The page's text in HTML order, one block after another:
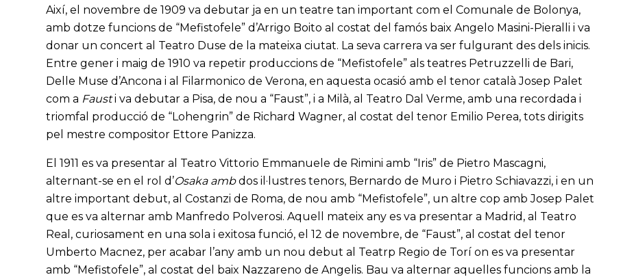
Així, el novembre de 1909 va debutar ja en un teatre tan important com el Comunale de Bolonya,
amb dotze funcions de “Mefistofele” d’Arrigo Boito al costat del famós baix Angelo Masini-Pieralli i va
donar un concert al Teatro Duse de la mateixa ciutat. La seva carrera va ser fulgurant des dels inicis.
Entre gener i maig de 1910 va repetir produccions de “Mefistofele” als teatres Petruzzelli de Bari,
Delle Muse d’Ancona i al Filarmonico de Verona, en aquesta ocasió amb el tenor català Josep Palet
com a Fausti va debutar a Pisa, de nou a “Faust”, i a Milà, al Teatro Dal Verme, amb una recordada i
triomfal producció de “Lohengrin” de Richard Wagner, al costat del tenor Emilio Perea, tots dirigits
pel mestre compositor Ettore Panizza.
El 1911 es va presentar al Teatro Vittorio Emmanuele de Rimini amb “Iris” de Pietro Mascagni,
alternant-se en el rol d’Osaka ambdos il·lustres tenors, Bernardo de Muro i Pietro Schiavazzi, i en un
altre important debut, al Costanzi de Roma, de nou amb “Mefistofele”, un altre cop amb Josep Palet
que es va alternar amb Manfredo Polverosi. Aquell mateix any es va presentar a Madrid, al Teatro
Real, curiosament en una sola i exitosa funció, el 12 de novembre, de “Faust”, al costat del tenor
Umberto Macnez, per acabar l’any amb un nou debut al Teatrp Regio de Torí on es va presentar
amb “Mefistofele”, al costat del baix Nazzareno de Angelis. Bau va alternar aquelles funcions amb la